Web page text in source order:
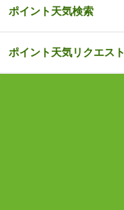
ポイント天気検索
ポイント天気リクエスト